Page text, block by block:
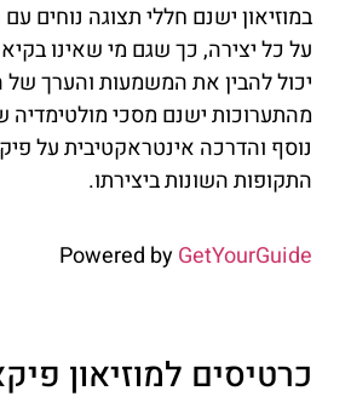
במוזיאון ישנם חללי תצוגה נוחים
על כל יצירה, כך שגם מי שאינו
יכול להבין את המשמעות והערך של
מהתערוכות ישנם מסכי
נוסף והדרכה אינטראקטיבית על
התקופות השונות ביצירתו.
Powered byGetYourGuide
כרטיסים למוזיאון